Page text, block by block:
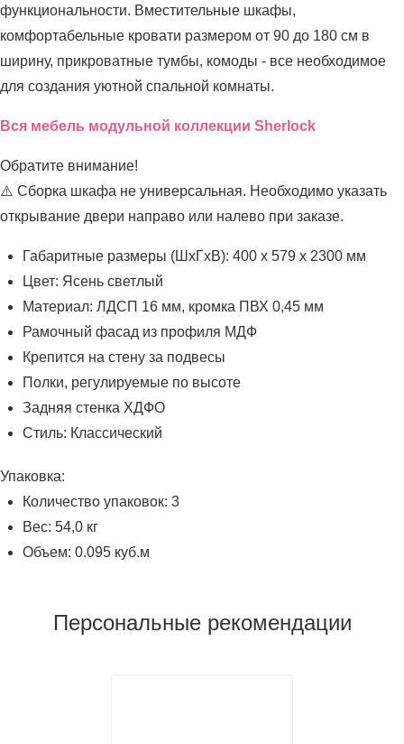
функциональности. Вместительные шкафы,
комфортабельные кровати размером от 90 до 180 см в
ширину, прикроватные тумбы, комоды - все необходимое
для создания уютной спальной комнаты.
Вся мебель модульной коллекции Sherlock
Обратите внимание!
⚠️ Сборка шкафа не универсальная. Необходимо указать
открывание двери направо или налево при заказе.
Габаритные размеры (ШхГхВ): 400 х 579 х 2300 мм
Цвет: Ясень светлый
Материал: ЛДСП 16 мм, кромка ПВХ 0,45 мм
Рамочный фасад из профиля МДФ
Крепится на стену за подвесы
Полки, регулируемые по высоте
Задняя стенка ХДФО
Стиль: Классический
Упаковка:
Количество упаковок: 3
Вес: 54,0 кг
Объем: 0.095 куб.м
Персональные рекомендации